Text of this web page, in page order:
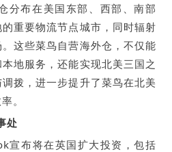
分布在美国东部、西部、南部
重要物流节点城市，同时辐射
这些菜鸟自营海外仓，不仅能
地服务，还能实现北美三国之
拨，进一步提升了菜鸟在北美
。
处
宣布将在英国扩大投资，包括